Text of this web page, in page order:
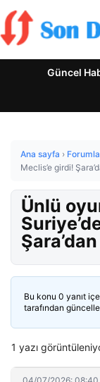
Güncel
Ana sayfa ›
Meclis’e girdi!
Ünlü
Bu konu 0 yanıt
tarafından
1 yazı